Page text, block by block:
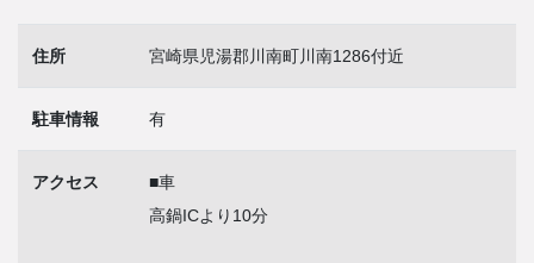
住所 宮崎県児湯郡川南町川南1286付近
駐車情報 有
アクセス
■車
高鍋ICより10分